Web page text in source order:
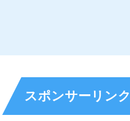
スポンサーリンク